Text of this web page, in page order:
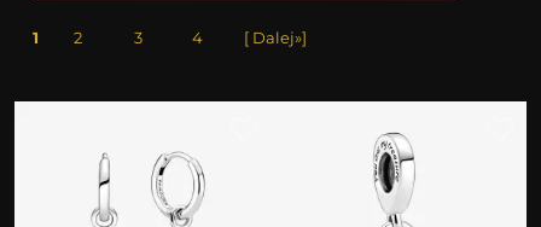
1 2 3 4 [ Dalej»]